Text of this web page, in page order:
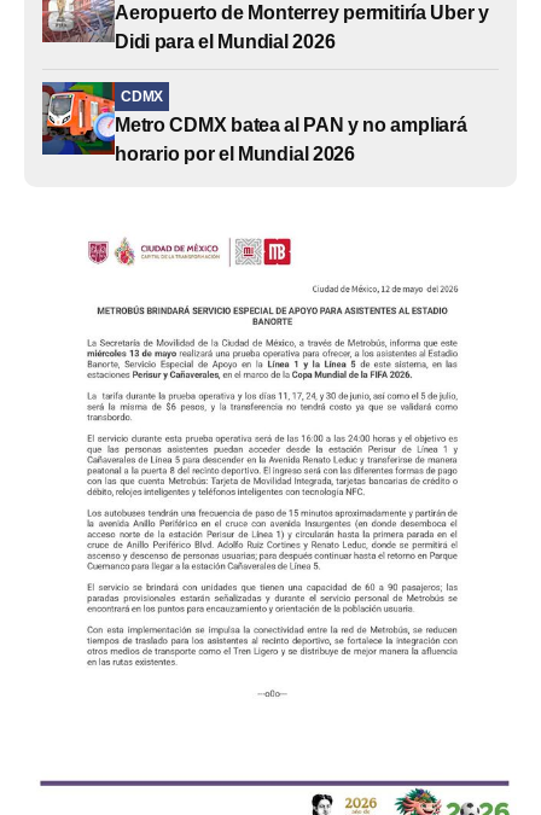
Aeropuerto de Monterrey permitiría Uber y
Didi para el Mundial 2026
CDMX
Metro CDMX batea al PAN y no ampliará
horario por el Mundial 2026